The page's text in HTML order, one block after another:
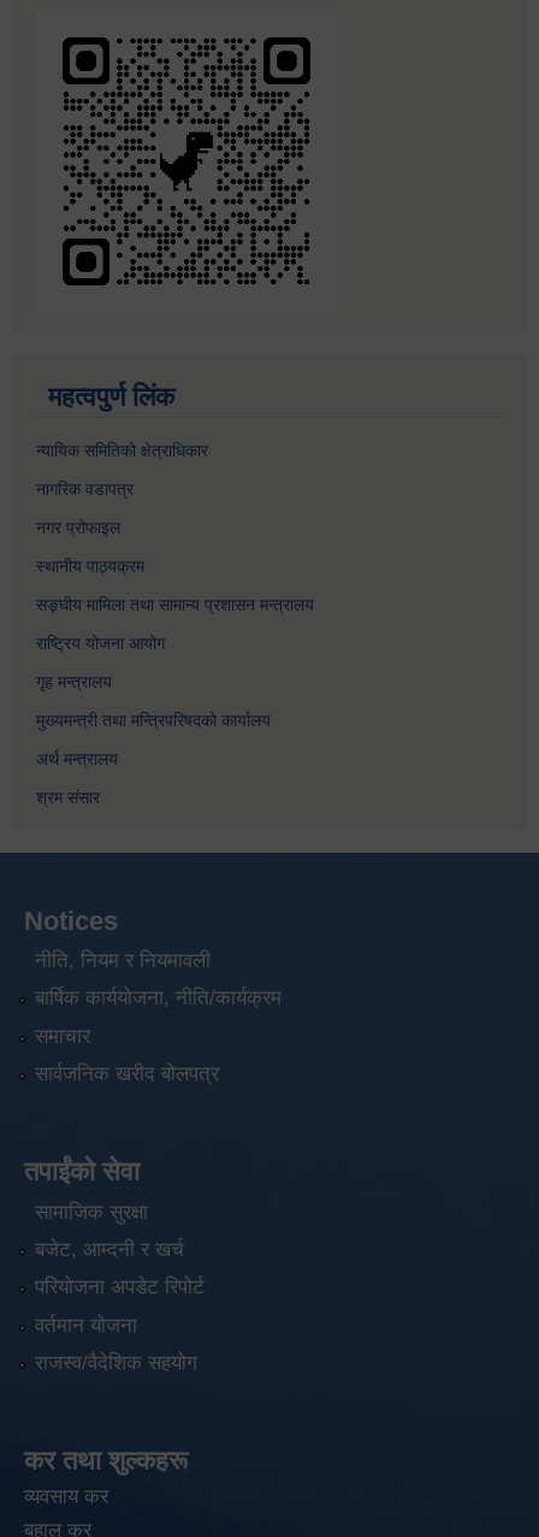
महत्वपुर्ण लिंक
न्यायिक समितिको क्षेत्राधिकार
नागरिक वडापत्र
नगर प्रोफाइल
स्थानीय पाठ्यक्रम
सङ्घीय मामिला तथा सामान्य प्रशासन मन्त्रालय
राष्ट्रिय योजना आयोग
गृह मन्त्रालय
मुख्यमन्त्री तथा मन्त्रिपरिषदको कार्यालय
अर्थ मन्त्रालय
श्रम संसार
Notices
नीति, नियम र नियमावली
बार्षिक कार्ययोजना, नीति/कार्यक्रम
समाचार
सार्वजनिक खरीद बोलपत्र
तपाईंको सेवा
सामाजिक सुरक्षा
बजेट, आम्दनी र खर्च
परियोजना अपडेट रिपोर्ट
वर्तमान योजना
राजस्व/वैदेशिक सहयोग
कर तथा शुल्कहरू
व्यवसाय कर
बहाल कर